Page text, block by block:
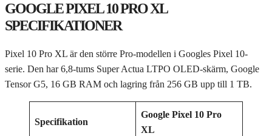
GOOGLE PIXEL 10 PRO XL
SPECIFIKATIONER
Pixel 10 Pro XL är den större Pro-modellen i Googles Pixel 10-
serie. Den har 6,8-tums Super Actua LTPO OLED-skärm, Google
Tensor G5, 16 GB RAM och lagring från 256 GB upp till 1 TB.
Specifikation
Google Pixel 10 Pro
XL